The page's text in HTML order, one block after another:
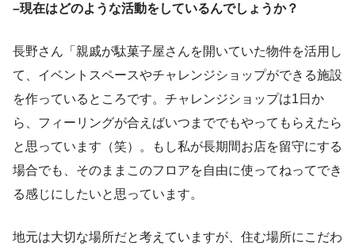
–現在はどのような活動をしているんでしょうか？
長野さん「親戚が駄菓子屋さんを開いていた物件を活用し
て、イベントスペースやチャレンジショップができる施設
を作っているところです。チャレンジショップは1日か
ら、フィーリングが合えばいつまででもやってもらえたら
と思っています（笑）。もし私が長期間お店を留守にする
場合でも、そのままこのフロアを自由に使ってねってでき
る感じにしたいと思っています。
地元は大切な場所だと考えていますが、住む場所にこだわ